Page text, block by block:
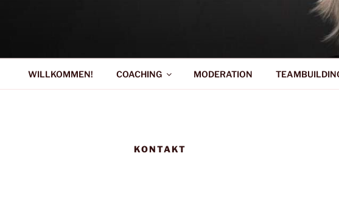
MARCO
WILLKOMMEN! COACHING MODERATION
KONTAKT